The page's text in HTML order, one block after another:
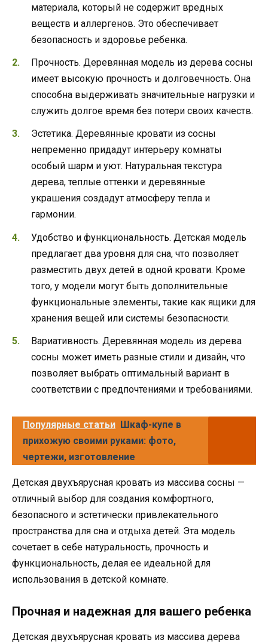
материала, который не содержит вредных
веществ и аллергенов. Это обеспечивает
безопасность и здоровье ребенка.
Прочность. Деревянная модель из дерева сосны
имеет высокую прочность и долговечность. Она
способна выдерживать значительные нагрузки и
служить долгое время без потери своих качеств.
Эстетика. Деревянные кровати из сосны
непременно придадут интерьеру комнаты
особый шарм и уют. Натуральная текстура
дерева, теплые оттенки и деревянные
украшения создадут атмосферу тепла и
гармонии.
Удобство и функциональность. Детская модель
предлагает два уровня для сна, что позволяет
разместить двух детей в одной кровати. Кроме
того, у модели могут быть дополнительные
функциональные элементы, такие как ящики для
хранения вещей или системы безопасности.
Вариативность. Деревянная модель из дерева
сосны может иметь разные стили и дизайн, что
позволяет выбрать оптимальный вариант в
соответствии с предпочтениями и требованиями.
Популярные статьи Шкаф-купе в
прихожую своими руками: фото,
чертежи, изготовление
Детская двухъярусная кровать из массива сосны —
отличный выбор для создания комфортного,
безопасного и эстетически привлекательного
пространства для сна и отдыха детей. Эта модель
сочетает в себе натуральность, прочность и
функциональность, делая ее идеальной для
использования в детской комнате.
Прочная и надежная для вашего ребенка
Детская двухъярусная кровать из массива дерева